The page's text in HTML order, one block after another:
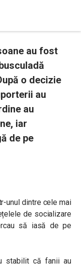
au fost
o decizie
au
au
iar
de pe
unul dintre cele mai
de socializare
să iasă de pe
stabilit că fanii au